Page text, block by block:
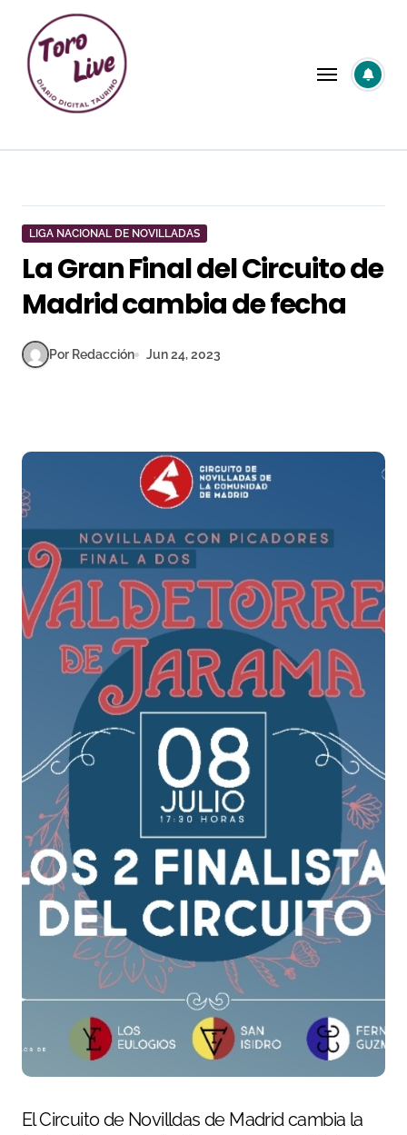
contenido
LIGA NACIONAL DE NOVILLADAS
La Gran Final del Circuito de
Madrid cambia de fecha
Por Redacción Jun 24, 2023
El Circuito de Novilldas de Madrid cambia la